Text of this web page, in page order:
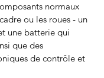
normaux
ou les roues - un
une batterie qui
que des
de contrôle et